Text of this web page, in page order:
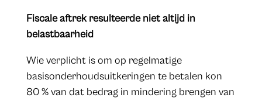
Fiscale aftrek resulteerde niet altijd in
belastbaarheid
Wie verplicht is om op regelmatige
basisonderhoudsuitkeringen te betalen kon
80 % van dat bedrag in mindering brengen van